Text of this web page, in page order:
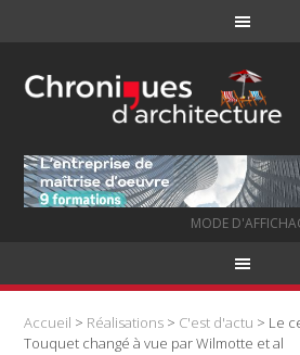
MODE
Accueil > Réalisations > C'est d'actu > Le
Touquet changé à vue par Wilmotte et al